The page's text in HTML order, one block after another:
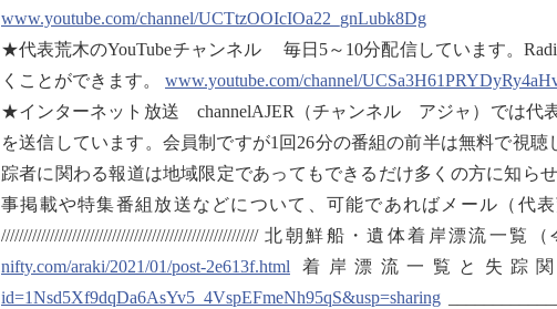
www.youtube.com/channel/UCTtzOOIcIOa22_gnLubk8Dg
★代表荒木のYouTubeチャンネル 毎日5～10分配信しています。
くことができます。 www.youtube.com/channel/
★インターネット放送 channelAJER（チャンネル アジャ）では代
を送信しています。会員制ですが1回26分の番組の前半は無料で視
踪者に関わる報道は地域限定であってもできるだけ多くの方に知ら
事掲載や特集番組放送などについて、可能であればメール（代
////////////////////////////////////////////////////////// 北朝鮮船・遺体着岸漂流一
nifty.com/araki/2021/01/post-2e613f.html 着岸漂流一覧と失踪
id=1Nsd5Xf9dqDa6AsYv5_4VspEFmeNh95qS&usp=sharing